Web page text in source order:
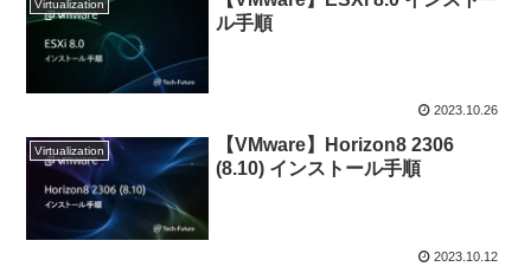
Virtualization
ル手順
2023.10.26
Virtualization
【VMware】Horizon8 2306
(8.10) インストール手順
2023.10.12